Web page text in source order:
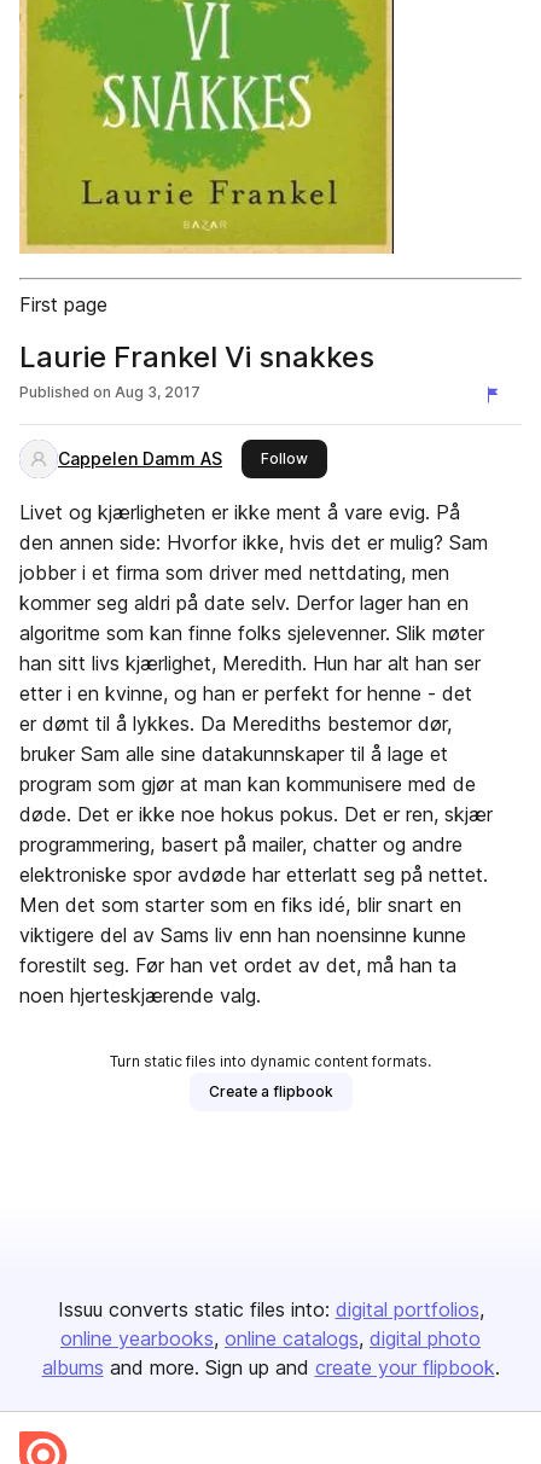
First page
Laurie Frankel Vi snakkes
Published on Aug 3, 2017
Cappelen Damm AS Followthis publisher
Livet og kjærligheten er ikke ment å vare evig. På
den annen side: Hvorfor ikke, hvis det er mulig? Sam
jobber i et firma som driver med nettdating, men
kommer seg aldri på date selv. Derfor lager han en
algoritme som kan finne folks sjelevenner. Slik møter
han sitt livs kjærlighet, Meredith. Hun har alt han ser
etter i en kvinne, og han er perfekt for henne - det
er dømt til å lykkes. Da Merediths bestemor dør,
bruker Sam alle sine datakunnskaper til å lage et
program som gjør at man kan kommunisere med de
døde. Det er ikke noe hokus pokus. Det er ren, skjær
programmering, basert på mailer, chatter og andre
elektroniske spor avdøde har etterlatt seg på nettet.
Men det som starter som en fiks idé, blir snart en
viktigere del av Sams liv enn han noensinne kunne
forestilt seg. Før han vet ordet av det, må han ta
noen hjerteskjærende valg.
Turn static files into dynamic content formats.
Create a flipbook
Issuu converts static files into: digital portfolios
online yearbooks online catalogs digital photo
albums and more. Sign up and create your flipbook.